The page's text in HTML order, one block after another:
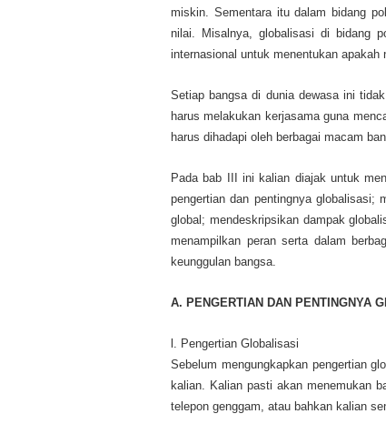
miskin. Sementara itu dalam bidang
nilai. Misalnya, globalisasi di bidang
internasional untuk menentukan apakah
Setiap bangsa di dunia dewasa ini
harus melakukan kerjasama guna
harus dihadapi oleh berbagai macam
Pada bab III ini kalian diajak untuk
pengertian dan pentingnya globalisasi;
global; mendeskripsikan dampak
menampilkan peran serta dalam
keunggulan bangsa.
A. PENGERTIAN DAN PENTINGNYA
l. Pengertian Globalisasi
Sebelum mengungkapkan pengertian
kalian. Kalian pasti akan menemukan
telepon genggam, atau bahkan kalian